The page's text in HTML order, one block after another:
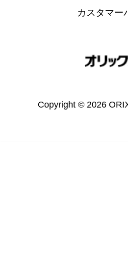
カスタマー
Copyright © 2026